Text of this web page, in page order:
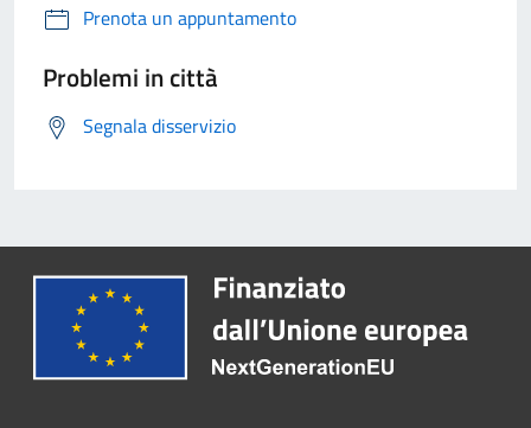
Prenota un appuntamento
Problemi in città
Segnala disservizio